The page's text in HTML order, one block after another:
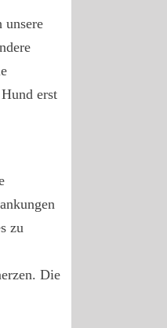
unsere
erst
zu
Die